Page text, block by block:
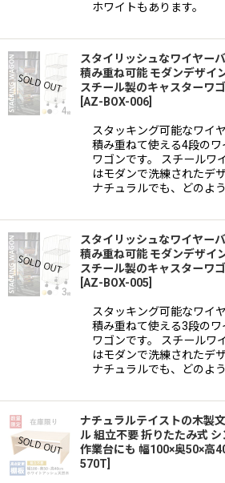
ホワイトもあります。
スタイリッシュなワイヤー
積み重ね可能 モダンデザイ
スチール製のキャスターワ
AZ-BOX-006
スタッキング可能なワイ
積み重ねて使える4段のワ
ワゴンです。 スチールワ
はモダンで洗練されたデ
ナチュラルでも、どのよ
スタイリッシュなワイヤー
積み重ね可能 モダンデザイ
スチール製のキャスターワ
AZ-BOX-005
スタッキング可能なワイ
積み重ねて使える3段のワ
ワゴンです。 スチールワ
はモダンで洗練されたデ
ナチュラルでも、どのよ
ナチュラルテイストの木製
ル 組立不要 折りたたみ式
作業台にも 幅100×奥50×高
570T